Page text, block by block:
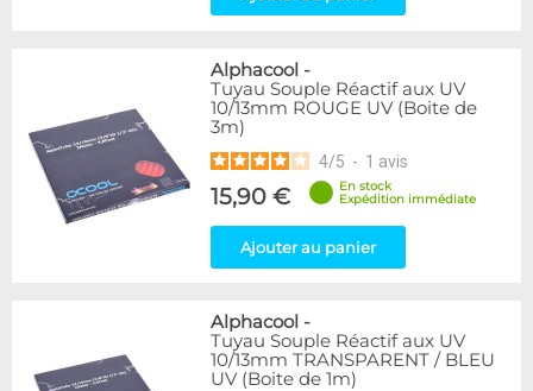
Alphacool -
Tuyau Souple Réactif aux UV
10/13mm ROUGE UV (Boite de
3m)
4/5 - 1 avis
15,90 €
En stock
Expédition immédiate
Ajouter au panier
Alphacool -
Tuyau Souple Réactif aux UV
10/13mm TRANSPARENT / BLEU
UV (Boite de 1m)